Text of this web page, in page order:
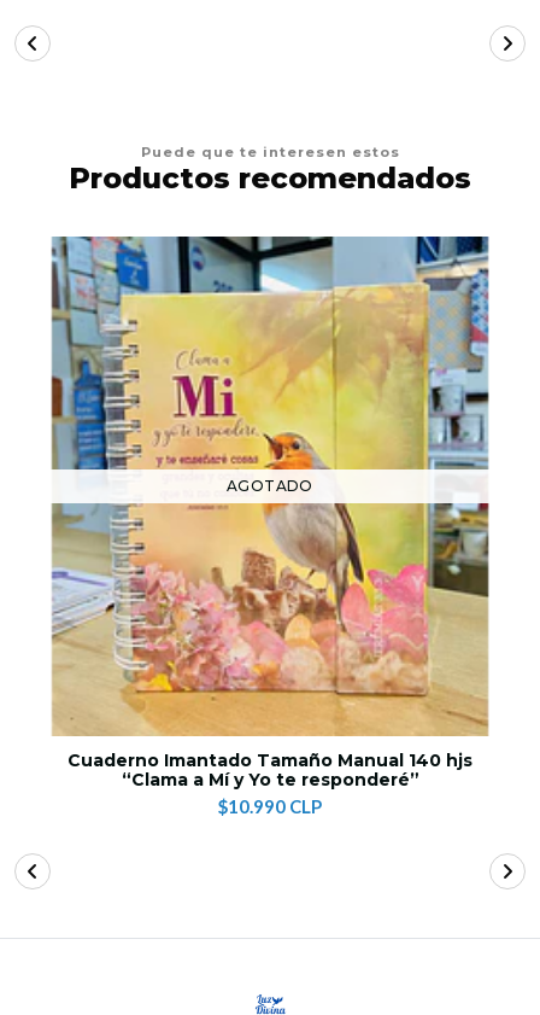
Puede que te interesen estos
Productos recomendados
AGOTADO
Cuaderno Imantado Tamaño Manual 140 hjs
“Clama a Mí y Yo te responderé”
$10.990 CLP